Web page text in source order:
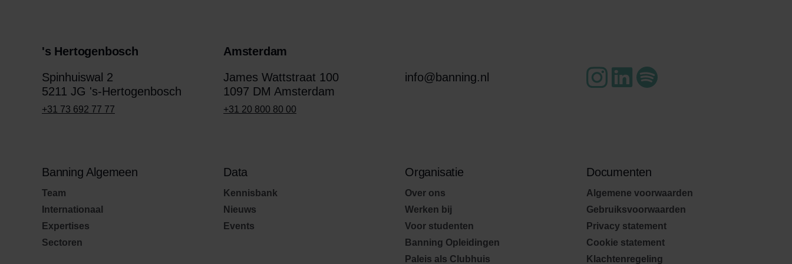
's Hertogenbosch
Spinhuiswal 2
5211 JG 's-Hertogenbosch
+31 73 692 77 77
Amsterdam
James Wattstraat 100
1097 DM Amsterdam
+31 20 800 80 00
info@banning.nl
Banning Algemeen
Team
Internationaal
Expertises
Sectoren
Data
Kennisbank
Nieuws
Events
Organisatie
Over ons
Werken bij
Voor studenten
Banning Opleidingen
Paleis als Clubhuis
Documenten
Algemene voorwaarden
Gebruiksvoorwaarden
Privacy statement
Cookie statement
Klachtenregeling